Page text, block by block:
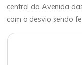
central da Avenida
com o desvio sendo